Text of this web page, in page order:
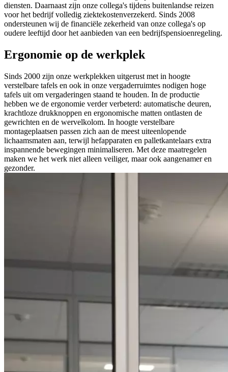
diensten. Daarnaast zijn onze collega's tijdens buitenlandse reizen
voor het bedrijf volledig ziektekostenverzekerd. Sinds 2008
ondersteunen wij de financiële zekerheid van onze collega's op
oudere leeftijd door het aanbieden van een bedrijfspensioenregeling.
Ergonomie op de werkplek
Sinds 2000 zijn onze werkplekken uitgerust met in hoogte
verstelbare tafels en ook in onze vergaderruimtes nodigen hoge
tafels uit om vergaderingen staand te houden. In de productie
hebben we de ergonomie verder verbeterd: automatische deuren,
krachtloze drukknoppen en ergonomische matten ontlasten de
gewrichten en de wervelkolom. In hoogte verstelbare
montageplaatsen passen zich aan de meest uiteenlopende
lichaamsmaten aan, terwijl hefapparaten en palletkantelaars extra
inspannende bewegingen minimaliseren. Met deze maatregelen
maken we het werk niet alleen veiliger, maar ook aangenamer en
gezonder.